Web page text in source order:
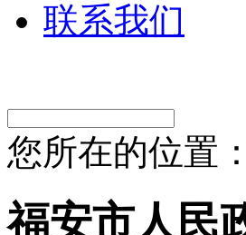
联系我们
您所在的位置：
福安市人民